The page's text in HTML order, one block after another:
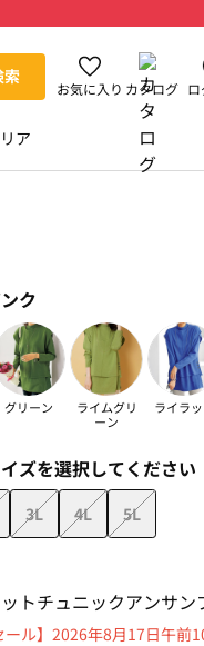
索
お気に入り カタログ
ア
ク
グリーン
ライムグリ
ーン
ライラ
ズを選択してください
3L 4L 5L
トチュニックアンサン
ール】2026年8月17日午前